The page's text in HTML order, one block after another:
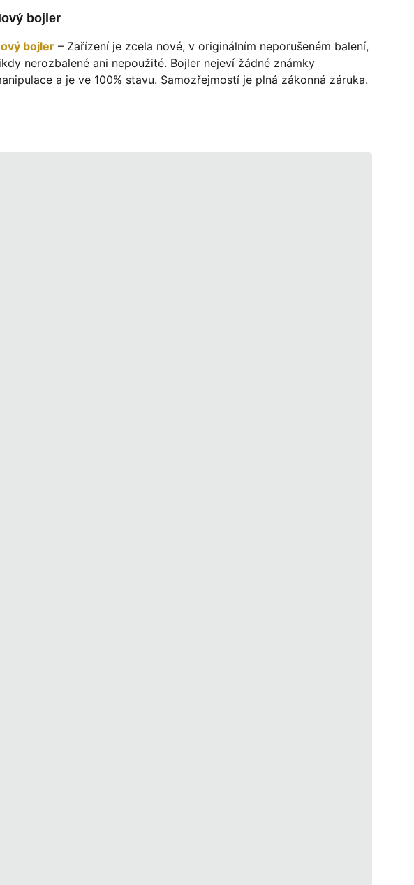
bojler
bojler – Zařízení je zcela nové, v originálním neporušeném balení,
nerozbalené ani nepoužité. Bojler nejeví žádné známky
a je ve 100% stavu. Samozřejmostí je plná zákonná záruka.